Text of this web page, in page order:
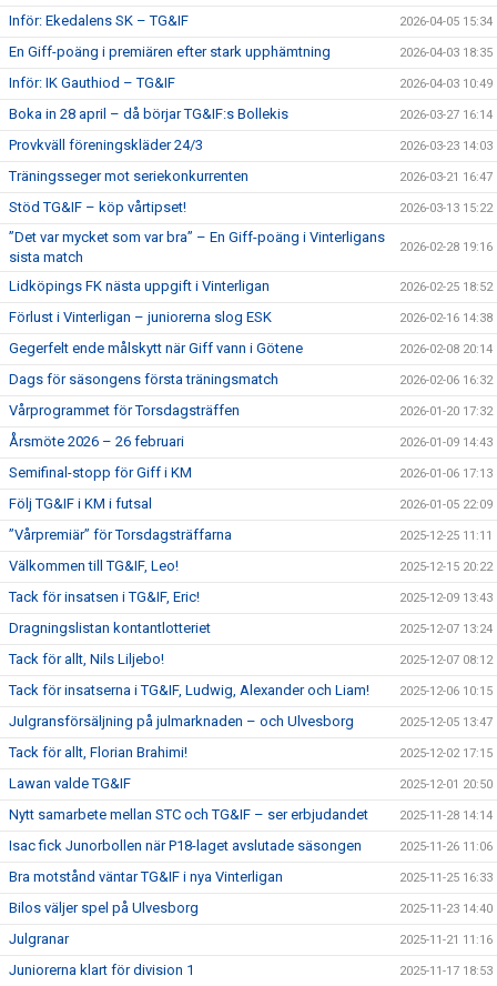
Inför: Ekedalens SK – TG&IF 2026-04-05 15:34
En Giff-poäng i premiären efter stark upphämtning 2026-04-03 18:35
Inför: IK Gauthiod – TG&IF 2026-04-03 10:49
Boka in 28 april – då börjar TG&IF:s Bollekis 2026-03-27 16:14
Provkväll föreningskläder 24/3 2026-03-23 14:03
Träningsseger mot seriekonkurrenten 2026-03-21 16:47
Stöd TG&IF – köp vårtipset! 2026-03-13 15:22
”Det var mycket som var bra” – En Giff-poäng i Vinterligans
sista match
2026-02-28 19:16
Lidköpings FK nästa uppgift i Vinterligan 2026-02-25 18:52
Förlust i Vinterligan – juniorerna slog ESK 2026-02-16 14:38
Gegerfelt ende målskytt när Giff vann i Götene 2026-02-08 20:14
Dags för säsongens första träningsmatch 2026-02-06 16:32
Vårprogrammet för Torsdagsträffen 2026-01-20 17:32
Årsmöte 2026 – 26 februari 2026-01-09 14:43
Semifinal-stopp för Giff i KM 2026-01-06 17:13
Följ TG&IF i KM i futsal 2026-01-05 22:09
”Vårpremiär” för Torsdagsträffarna 2025-12-25 11:11
Välkommen till TG&IF, Leo! 2025-12-15 20:22
Tack för insatsen i TG&IF, Eric! 2025-12-09 13:43
Dragningslistan kontantlotteriet 2025-12-07 13:24
Tack för allt, Nils Liljebo! 2025-12-07 08:12
Tack för insatserna i TG&IF, Ludwig, Alexander och Liam! 2025-12-06 10:15
Julgransförsäljning på julmarknaden – och Ulvesborg 2025-12-05 13:47
Tack för allt, Florian Brahimi! 2025-12-02 17:15
Lawan valde TG&IF 2025-12-01 20:50
Nytt samarbete mellan STC och TG&IF – ser erbjudandet 2025-11-28 14:14
Isac fick Junorbollen när P18-laget avslutade säsongen 2025-11-26 11:06
Bra motstånd väntar TG&IF i nya Vinterligan 2025-11-25 16:33
Bilos väljer spel på Ulvesborg 2025-11-23 14:40
Julgranar 2025-11-21 11:16
Juniorerna klart för division 1 2025-11-17 18:53